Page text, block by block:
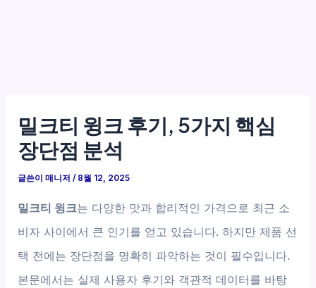
밀크티 윙크 후기, 5가지 핵심
장단점 분석
글쓴이매니저/ 8월 12, 2025
밀크티 윙크는 다양한 맛과 합리적인 가격으로 최근 소
비자 사이에서 큰 인기를 얻고 있습니다. 하지만 제품 선
택 전에는 장단점을 명확히 파악하는 것이 필수입니다.
본문에서는 실제 사용자 후기와 객관적 데이터를 바탕